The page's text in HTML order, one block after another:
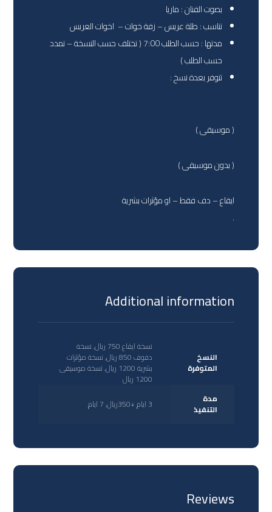
بصوت الفنان : ماريا
تناسب : طلة عريس – زفة خوات – اخوات العريس
مدتها : حسب الطلب 7:00 ( تختلف حسب النسخة – تمدد
حسب الطلب )
تتوفر بعدة نسخ :
( موسيقى )
( بدون موسيقى )
ايقاع – دف فقط – او مؤثرات بشرية
.
Additional information
النسخ
المتوفرة
نسخة ايقاع 750 ريال, نسخة
دفوف 850 ريال, نسخة مؤثرات
بشرية 1200 ريال, نسخة موسيقى
1200 ريال
مدة
التنفيذ 3 ايام +350ريال, 7 ايام
Reviews